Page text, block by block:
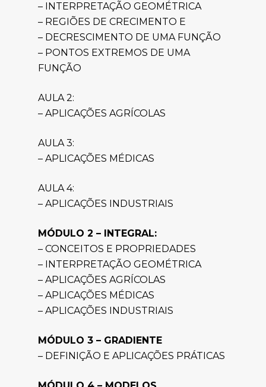
– INTERPRETAÇÃO GEOMÉTRICA
– REGIÕES DE CRECIMENTO E
– DECRESCIMENTO DE UMA FUNÇÃO
– PONTOS EXTREMOS DE UMA
FUNÇÃO
AULA 2:
– APLICAÇÕES AGRÍCOLAS
AULA 3:
– APLICAÇÕES MÉDICAS
AULA 4:
– APLICAÇÕES INDUSTRIAIS
MÓDULO 2 – INTEGRAL:
– CONCEITOS E PROPRIEDADES
– INTERPRETAÇÃO GEOMÉTRICA
– APLICAÇÕES AGRÍCOLAS
– APLICAÇÕES MÉDICAS
– APLICAÇÕES INDUSTRIAIS
MÓDULO 3 – GRADIENTE
– DEFINIÇÃO E APLICAÇÕES PRÁTICAS